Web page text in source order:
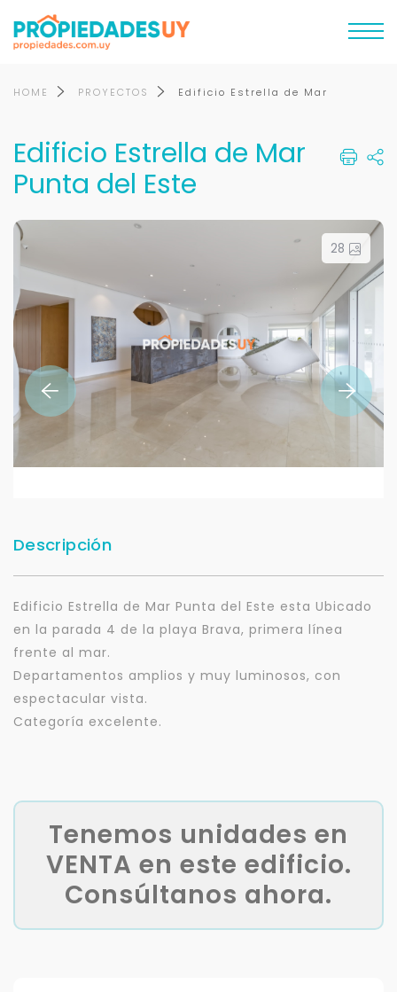
HOME PROYECTOS Edificio Estrella de Mar
Edificio Estrella de Mar
Punta del Este
28
Descripción
Edificio Estrella de Mar Punta del Este esta Ubicado
en la parada 4 de la playa Brava, primera línea
frente al mar.
Departamentos amplios y muy luminosos, con
espectacular vista.
Categoría excelente.
Tenemos unidades en
VENTA en este edificio.
Consúltanos ahora.